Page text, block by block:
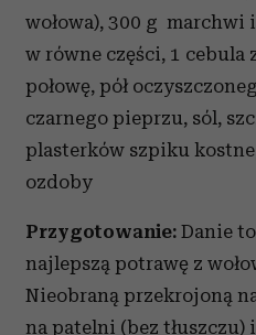
wołowa), 300 g marchwi
w równe części, 1 cebula
połowę, pół
czarnego pieprzu, sól,
plasterków szpiku
ozdoby
Przygotowanie: Danie
najlepszą potrawę z
Nieobraną przekrojoną
na patelni (bez tłuszczu)